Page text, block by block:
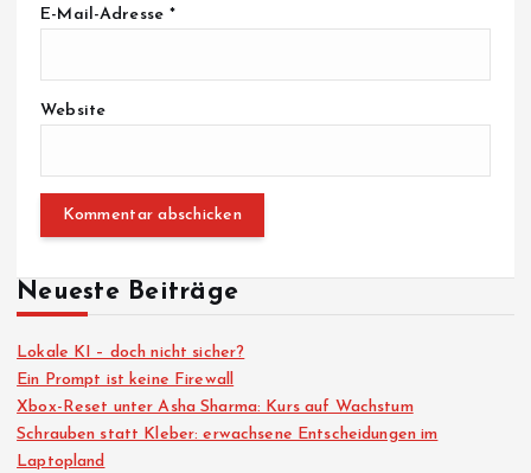
E-Mail-Adresse*
Website
Neueste Beiträge
Lokale KI – doch nicht sicher?
Ein Prompt ist keine Firewall
Xbox-Reset unter Asha Sharma: Kurs auf Wachstum
Schrauben statt Kleber: erwachsene Entscheidungen im
Laptopland